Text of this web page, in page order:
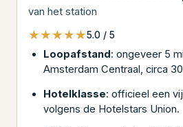
van het station
★★★★★
★★★★★5.0 / 5
Loopafstand : ongeveer 5
Amsterdam Centraal, circa
Hotelklasse: officieel een
volgens de Hotelstars Union.